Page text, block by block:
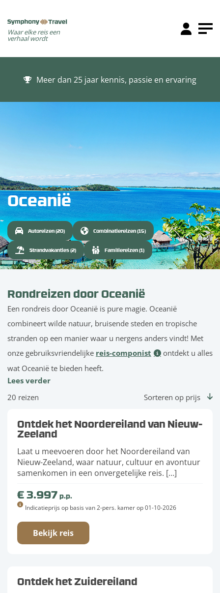
Waar elke reis een
verhaal wordt
Meer dan 25 jaar kennis, passie en ervaring
Oceanië
Autoreizen (20) Combinatiereizen (15)
Strandvakanties (2) Familiereizen (1)
Rondreizen door Oceanië
Een rondreis door Oceanië is pure magie. Oceanië
combineert wilde natuur, bruisende steden en tropische
stranden op een manier waar u nergens anders vindt! Met
onze gebruiksvriendelijke reis-componist
ontdekt u alles
wat Oceanië te bieden heeft.
Lees verder
20 reizen
Sorteren op prijs
Ontdek het Noordereiland van Nieuw-
Zeeland
Laat u meevoeren door het Noordereiland van
Nieuw-Zeeland, waar natuur, cultuur en avontuur
samenkomen in een onvergetelijke reis. […]
€ 3.997p.p.
Indicatieprijs op basis van 2-pers. kamer op 01-10-2026
Bekijk reis
Ontdek het Zuidereiland